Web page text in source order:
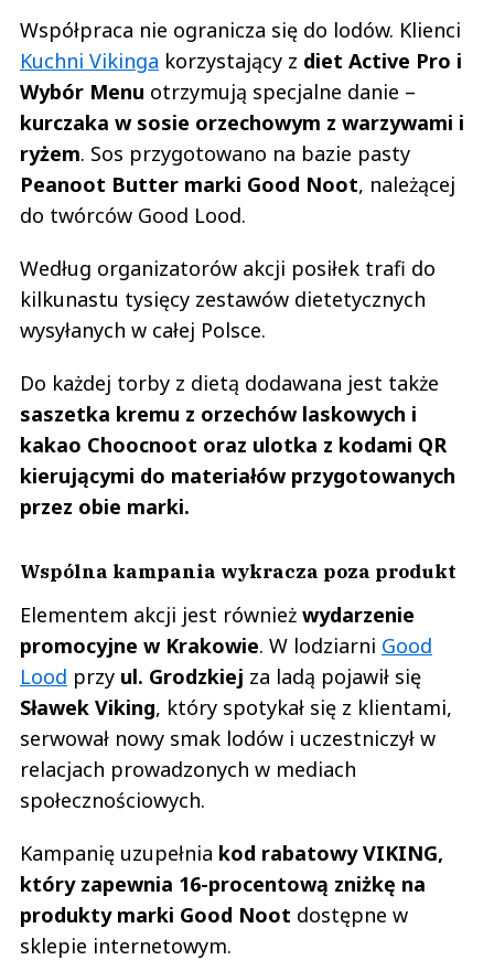
Współpraca nie ogranicza się do lodów. Klienci
Kuchni Vikinga korzystający z diet Active Pro i
Wybór Menu otrzymują specjalne danie –
kurczaka w sosie orzechowym z warzywami i
ryżem. Sos przygotowano na bazie pasty
Peanoot Butter marki Good Noot, należącej
do twórców Good Lood.
Według organizatorów akcji posiłek trafi do
kilkunastu tysięcy zestawów dietetycznych
wysyłanych w całej Polsce.
Do każdej torby z dietą dodawana jest także
saszetka kremu z orzechów laskowych i
kakao Choocnoot oraz ulotka z kodami QR
kierującymi do materiałów przygotowanych
przez obie marki.
Wspólna kampania wykracza poza produkt
Elementem akcji jest również wydarzenie
promocyjne w Krakowie. W lodziarni Good
Lood przy ul. Grodzkiej za ladą pojawił się
Sławek Viking, który spotykał się z klientami,
serwował nowy smak lodów i uczestniczył w
relacjach prowadzonych w mediach
społecznościowych.
Kampanię uzupełnia kod rabatowy VIKING,
który zapewnia 16-procentową zniżkę na
produkty marki Good Noot dostępne w
sklepie internetowym.